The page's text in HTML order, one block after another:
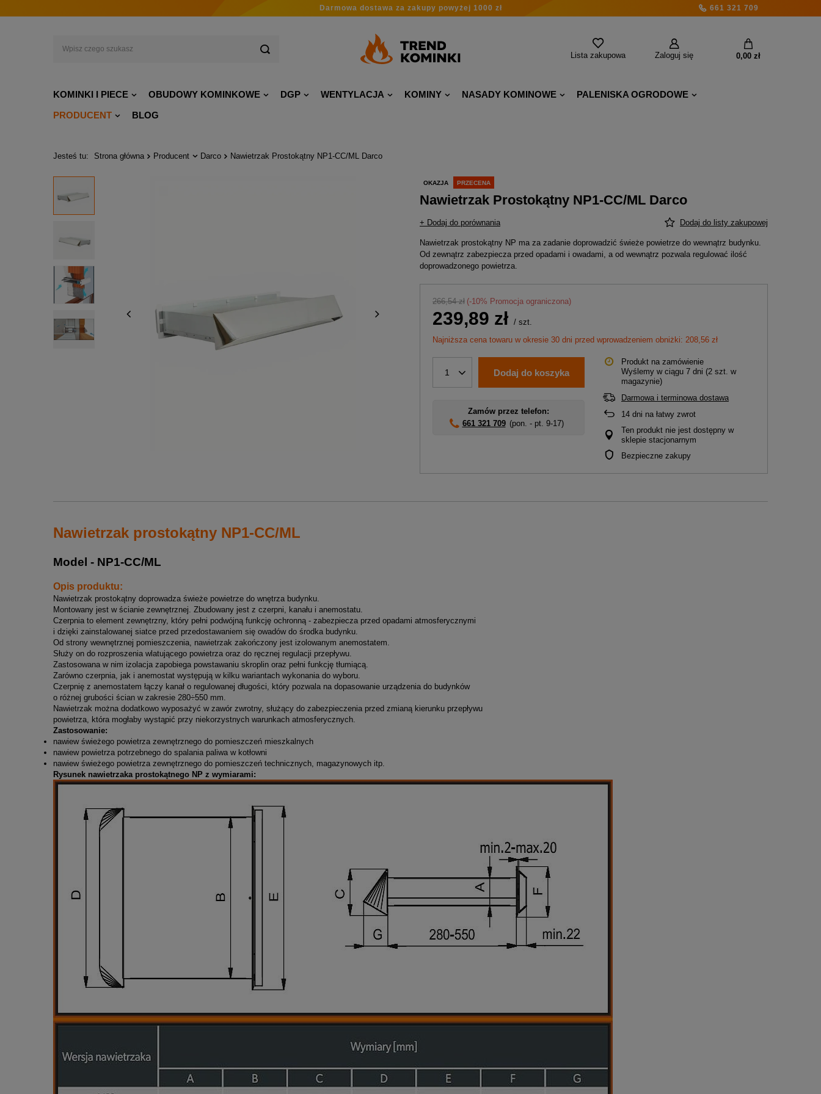
Darmowa dostawa za zakupy powyżej 1000 zł 661 321 709
Zaloguj się
Lista zakupowa 0,00 zł
KOMINKI I PIECE OBUDOWY KOMINKOWE DGP WENTYLACJA KOMINY NASADY KOMINOWE
PALENISKA OGRODOWE
PRODUCENT
BLOG
Jesteś tu: Strona główna Producent Darco Nawietrzak Prostokątny NP1-CC/ML Darco
OKAZJA PRZECENA
Nawietrzak Prostokątny NP1-CC/ML Darco
+ Dodaj do porównania Dodaj do listy zakupowej
Nawietrzak prostokątny NP ma za zadanie doprowadzić świeże powietrze do wewnątrz budynku.
Od zewnątrz zabezpiecza przed opadami i owadami, a od wewnątrz pozwala regulować ilość
doprowadzonego powietrza.
266,54 zł (-10% Promocja ograniczona)
239,89 zł / szt.
Najniższa cena towaru w okresie 30 dni przed wprowadzeniem obniżki: 208,56 zł
1 Dodaj do koszyka
Zamów przez telefon:
661 321 709 (pon. - pt. 9-17)
Produkt na zamówienie
Wyślemy w ciągu 7 dni (2 szt. w
magazynie)
Darmowa i terminowa dostawa
14 dni na łatwy zwrot
Ten produkt nie jest dostępny w
sklepie stacjonarnym
Bezpieczne zakupy
Nawietrzak prostokątny NP1-CC/ML
Model - NP1-CC/ML
Opis produktu:
Nawietrzak prostokątny doprowadza świeże powietrze do wnętrza budynku.
Montowany jest w ścianie zewnętrznej. Zbudowany jest z czerpni, kanału i anemostatu.
Czerpnia to element zewnętrzny, który pełni podwójną funkcję ochronną - zabezpiecza przed opadami atmosferycznymi
i dzięki zainstalowanej siatce przed przedostawaniem się owadów do środka budynku.
Od strony wewnętrznej pomieszczenia, nawietrzak zakończony jest izolowanym anemostatem.
Służy on do rozproszenia wlatującego powietrza oraz do ręcznej regulacji przepływu.
Zastosowana w nim izolacja zapobiega powstawaniu skroplin oraz pełni funkcję tłumiącą.
Zarówno czerpnia, jak i anemostat występują w kilku wariantach wykonania do wyboru.
Czerpnię z anemostatem łączy kanał o regulowanej długości, który pozwala na dopasowanie urządzenia do budynków
o różnej grubości ścian w zakresie 280÷550 mm.
Nawietrzak można dodatkowo wyposażyć w zawór zwrotny, służący do zabezpieczenia przed zmianą kierunku przepływu
powietrza, która mogłaby wystąpić przy niekorzystnych warunkach atmosferycznych.
Zastosowanie:
nawiew świeżego powietrza zewnętrznego do pomieszczeń mieszkalnych
nawiew powietrza potrzebnego do spalania paliwa w kotłowni
nawiew świeżego powietrza zewnętrznego do pomieszczeń technicznych, magazynowych itp.
Rysunek nawietrzaka prostokątnego NP z wymiarami: